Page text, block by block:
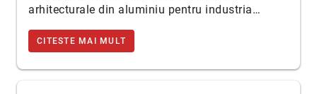
arhitecturale din aluminiu pentru industria…
CITESTE MAI MULT